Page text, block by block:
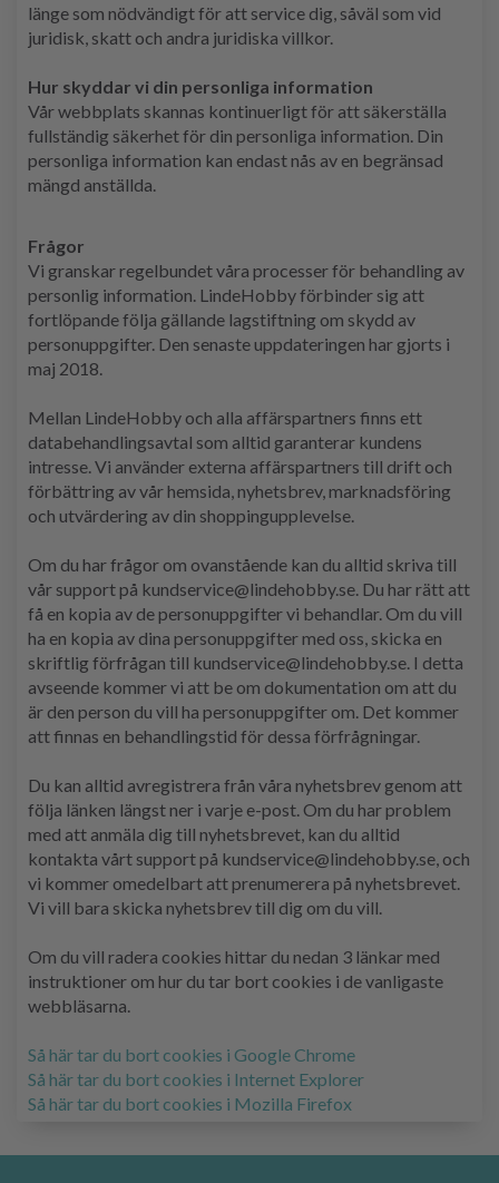
länge som nödvändigt för att service dig, såväl som vid
juridisk, skatt och andra juridiska villkor.
Hur skyddar vi din personliga information
Vår webbplats skannas kontinuerligt för att säkerställa
fullständig säkerhet för din personliga information. Din
personliga information kan endast nås av en begränsad
mängd anställda.
Frågor
Vi granskar regelbundet våra processer för behandling av
personlig information. LindeHobby förbinder sig att
fortlöpande följa gällande lagstiftning om skydd av
personuppgifter. Den senaste uppdateringen har gjorts i
maj 2018.
Mellan LindeHobby och alla affärspartners finns ett
databehandlingsavtal som alltid garanterar kundens
intresse. Vi använder externa affärspartners till drift och
förbättring av vår hemsida, nyhetsbrev, marknadsföring
och utvärdering av din shoppingupplevelse.
Om du har frågor om ovanstående kan du alltid skriva till
vår support på kundservice@lindehobby.se. Du har rätt att
få en kopia av de personuppgifter vi behandlar. Om du vill
ha en kopia av dina personuppgifter med oss, skicka en
skriftlig förfrågan till kundservice@lindehobby.se. I detta
avseende kommer vi att be om dokumentation om att du
är den person du vill ha personuppgifter om. Det kommer
att finnas en behandlingstid för dessa förfrågningar.
Du kan alltid avregistrera från våra nyhetsbrev genom att
följa länken längst ner i varje e-post. Om du har problem
med att anmäla dig till nyhetsbrevet, kan du alltid
kontakta vårt support på kundservice@lindehobby.se, och
vi kommer omedelbart att prenumerera på nyhetsbrevet.
Vi vill bara skicka nyhetsbrev till dig om du vill.
Om du vill radera cookies hittar du nedan 3 länkar med
instruktioner om hur du tar bort cookies i de vanligaste
webbläsarna.
Så här tar du bort cookies i Google Chrome
Så här tar du bort cookies i Internet Explorer
Så här tar du bort cookies i Mozilla Firefox